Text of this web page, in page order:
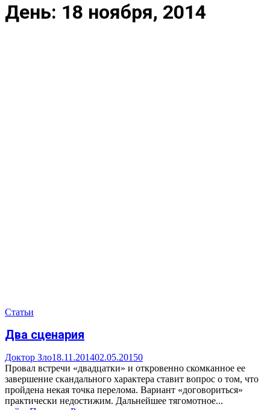
День: 18 ноября, 2014
Статьи
Два сценария
Доктор Зло18.11.201402.05.20150
Провал встречи «двадцатки» и откровенно скомканное ее
завершение скандального характера ставит вопрос о том, что
пройдена некая точка перелома. Вариант «договориться»
практически недостижим. Дальнейшее тягомотное...